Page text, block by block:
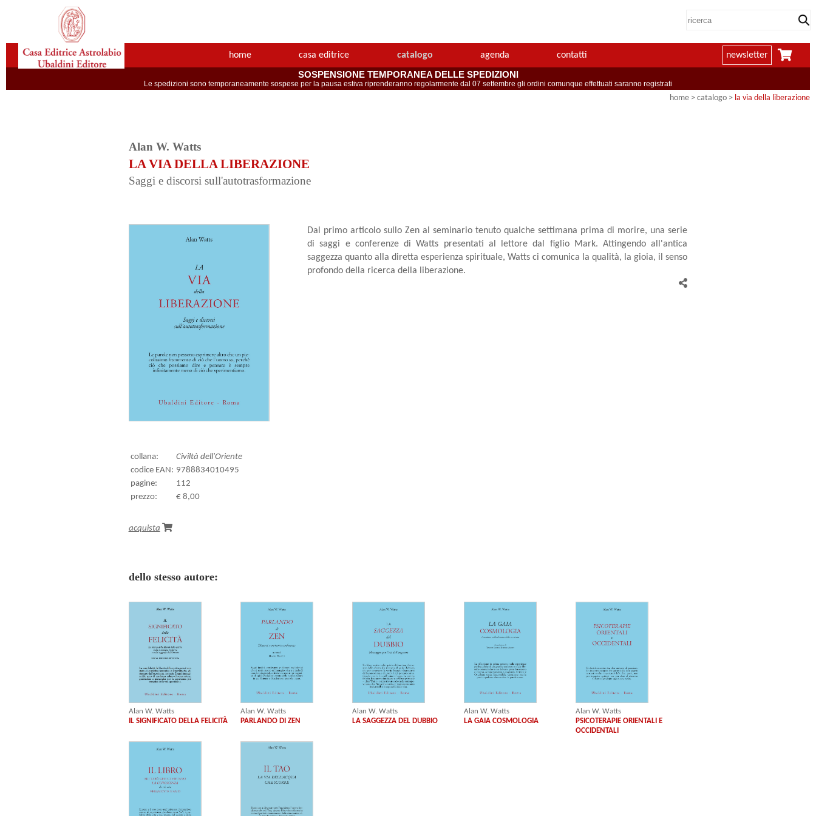
home casa editrice catalogo agenda contatti newsletter
SOSPENSIONE TEMPORANEA DELLE SPEDIZIONI
Le spedizioni sono temporaneamente sospese per la pausa estiva riprenderanno regolarmente dal 07 settembre gli ordini comunque effettuati saranno registrati
home > catalogo > la via della liberazione
Alan W. Watts
LA VIA DELLA LIBERAZIONE
Saggi e discorsi sull'autotrasformazione
Dal primo articolo sullo Zen al seminario tenuto qualche settimana prima di morire, una serie
di saggi e conferenze di Watts presentati al lettore dal figlio Mark. Attingendo all'antica
saggezza quanto alla diretta esperienza spirituale, Watts ci comunica la qualità, la gioia, il senso
profondo della ricerca della liberazione.
collana:
Civiltà dell'Oriente
codice EAN: 9788834010495
pagine:
112
prezzo:
€ 8,00
acquista
dello stesso autore:
Alan W. Watts
IL SIGNIFICATO DELLA FELICITÀ
Alan W. Watts
PARLANDO DI ZEN
Alan W. Watts
LA SAGGEZZA DEL DUBBIO
Alan W. Watts
LA GAIA COSMOLOGIA
Alan W. Watts
PSICOTERAPIE ORIENTALI E
OCCIDENTALI